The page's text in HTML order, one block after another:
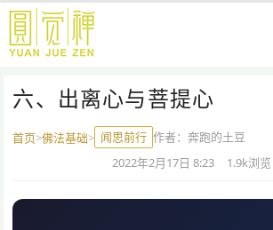
跳
主
六、出离心与菩提心
首页>佛法基础> 闻思前行 作者：奔跑的土豆
2022年2月17日 8:23 1.9k浏览